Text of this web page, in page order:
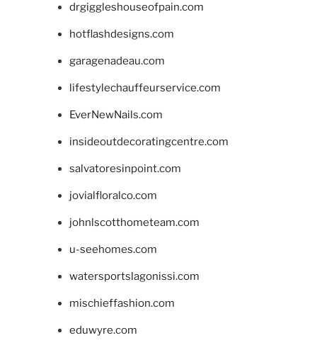
drgiggleshouseofpain.com
hotflashdesigns.com
garagenadeau.com
lifestylechauffeurservice.com
EverNewNails.com
insideoutdecoratingcentre.com
salvatoresinpoint.com
jovialfloralco.com
johnlscotthometeam.com
u-seehomes.com
watersportslagonissi.com
mischieffashion.com
eduwyre.com